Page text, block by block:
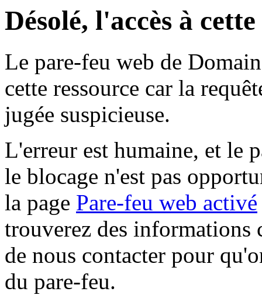
Désolé, l'accès à
Le pare-feu web de
cette ressource car la
jugée suspicieuse.
L'erreur est humaine, et le
le blocage n'est pas
la page Pare-feu web activé
trouverez des informations
de nous contacter pour
du pare-feu.